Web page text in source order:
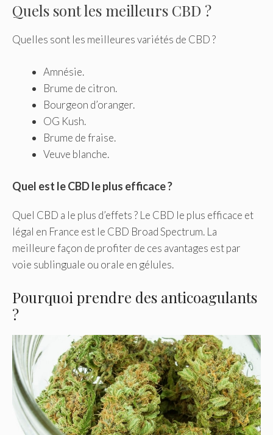
Quels sont les meilleurs CBD ?
Quelles sont les meilleures variétés de CBD ?
Amnésie.
Brume de citron.
Bourgeon d’oranger.
OG Kush.
Brume de fraise.
Veuve blanche.
Quel est le CBD le plus efficace ?
Quel CBD a le plus d’effets ? Le CBD le plus efficace et
légal en France est le CBD Broad Spectrum. La
meilleure façon de profiter de ces avantages est par
voie sublinguale ou orale en gélules.
Pourquoi prendre des anticoagulants
?